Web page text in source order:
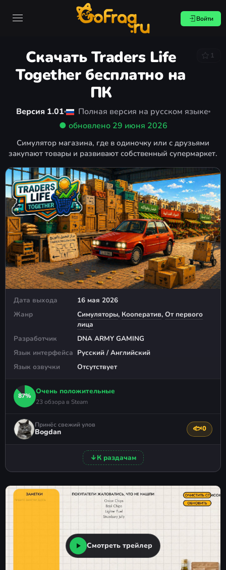
Войти
Скачать Traders Life
Together бесплатно на
ПК
1
Версия 1.01
Полная версия на русском языке
● обновлено 29 июня 2026
Симулятор магазина, где в одиночку или с друзьями
закупают товары и развивают собственный супермаркет.
Дата выхода
16 мая 2026
Жанр
Симуляторы, Кооператив, От первого
лица
Разработчик
DNA ARMY GAMING
Язык интерфейса Русский / Английский
Язык озвучки
Отсутствует
87%
Очень положительные
23 обзора в Steam
Принёс свежий улов
Bogdan 🐟0
↓К раздачам
Смотреть трейлер